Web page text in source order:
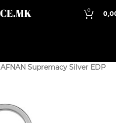
0
AFNAN Supremacy Silver EDP